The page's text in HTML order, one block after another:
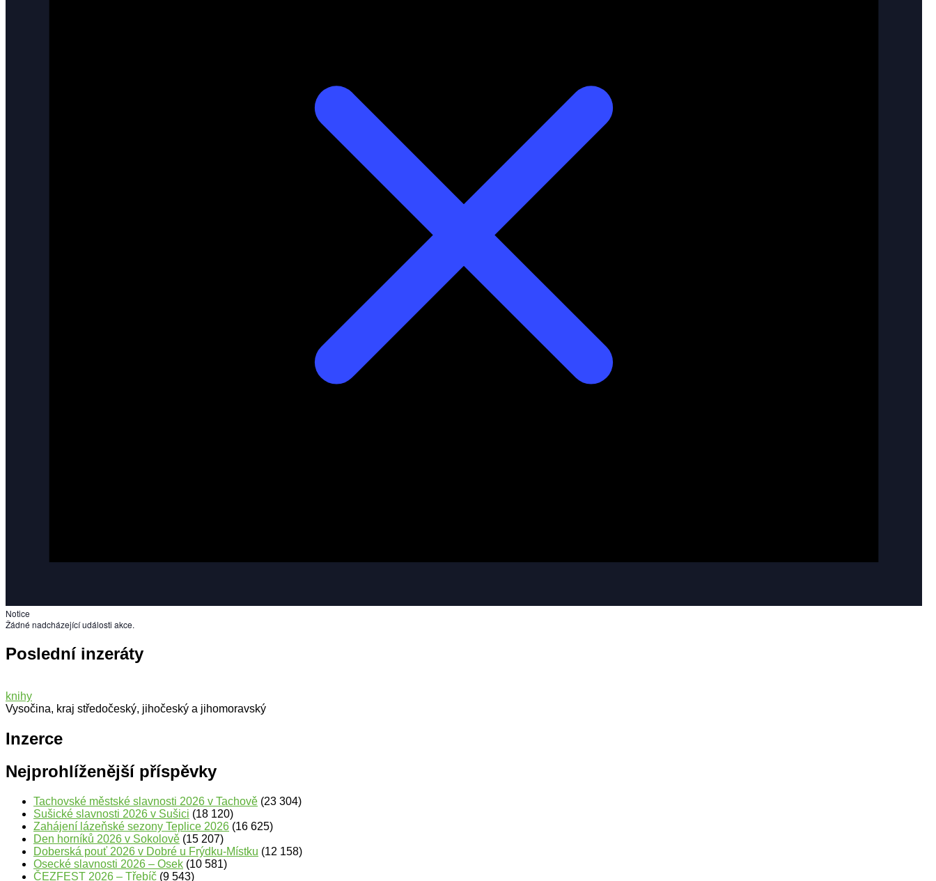
Notice
Žádné nadcházející události akce.
Poslední inzeráty
knihy
Vysočina, kraj středočeský, jihočeský a jihomoravský
Inzerce
Nejprohlíženější příspěvky
Tachovské městské slavnosti 2026 v Tachově (23 304)
Sušické slavnosti 2026 v Sušici (18 120)
Zahájení lázeňské sezony Teplice 2026 (16 625)
Den horníků 2026 v Sokolově (15 207)
Doberská pouť 2026 v Dobré u Frýdku-Místku (12 158)
Osecké slavnosti 2026 – Osek (10 581)
ČEZFEST 2026 – Třebíč (9 543)